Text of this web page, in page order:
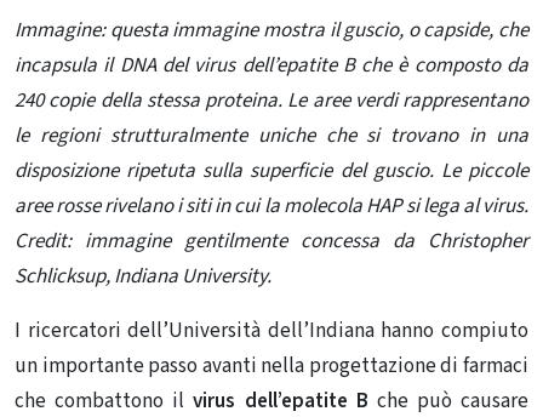
Immagine: questa immagine mostra il guscio, o capside, che
incapsula il DNA del virus dell’epatite B che è composto da
240 copie della stessa proteina. Le aree verdi rappresentano
le regioni strutturalmente uniche che si trovano in una
disposizione ripetuta sulla superficie del guscio. Le piccole
aree rosse rivelano i siti in cui la molecola HAP si lega al virus.
Credit: immagine gentilmente concessa da Christopher
Schlicksup, Indiana University.
I ricercatori dell’Università dell’Indiana hanno compiuto
un importante passo avanti nella progettazione di farmaci
che combattono ilvirus dell’epatite B che può causare